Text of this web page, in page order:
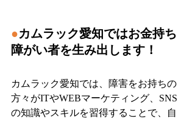
●カムラック愛知ではお金持ち
障がい者を生み出します！
カムラック愛知では、障害をお持ちの
方々がITやWEBマーケティング、SNS
の知識やスキルを習得することで、自